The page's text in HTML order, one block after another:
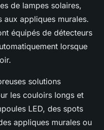
de lampes solaires,
aux appliques murales.
équipés de détecteurs
lorsque
solutions
les couloirs longs et
LED, des spots
appliques murales ou